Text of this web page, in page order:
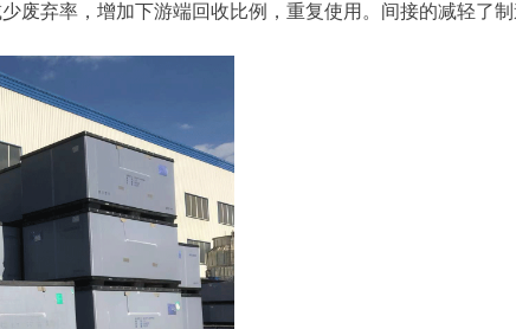
废弃率，增加下游端回收比例，重复使用。间接的减轻了制